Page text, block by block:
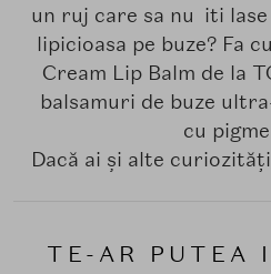
un ruj care sa nu iti
lipicioasa pe buze? Fa
Cream Lip Balm de la
balsamuri de buze
cu
Dacă ai și alte
TE-AR PUTEA